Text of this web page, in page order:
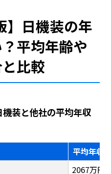
】日機装の年
平均年齢や
比較
機装と他社の平均年収
平均年収
2067万円